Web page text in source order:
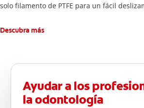
solo filamento de PTFE para un fácil
Descubra más
Ayudar a los
la odontología